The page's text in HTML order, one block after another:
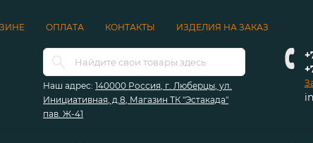
ОПЛАТА КОНТАКТЫ ИЗДЕЛИЯ НА ЗАКАЗ
Наш адрес: 140000 Россия, г. Люберцы, ул.
Инициативная, д.8, Магазин ТК "Эстакада"
пав. Ж-41